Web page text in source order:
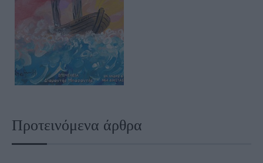
Προτεινόμενα άρθρα